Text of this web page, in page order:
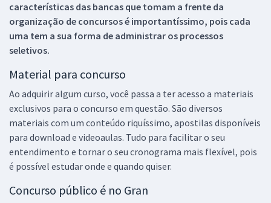
características das bancas que tomam a frente da
organização de concursos é importantíssimo, pois cada
uma tem a sua forma de administrar os processos
seletivos.
Material para concurso
Ao adquirir algum curso, você passa a ter acesso a materiais
exclusivos para o concurso em questão. São diversos
materiais com um conteúdo riquíssimo, apostilas disponíveis
para download e videoaulas. Tudo para facilitar o seu
entendimento e tornar o seu cronograma mais flexível, pois
é possível estudar onde e quando quiser.
Concurso público é no Gran